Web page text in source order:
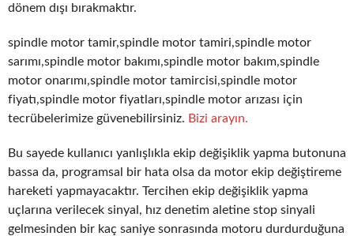
dönem dışı bırakmaktır.
spindle motor tamir,spindle motor tamiri,spindle motor
sarımı,spindle motor bakımı,spindle motor bakım,spindle
motor onarımı,spindle motor tamircisi,spindle motor
fiyatı,spindle motor fiyatları,spindle motor arızası için
tecrübelerimize güvenebilirsiniz. Bizi arayın.
Bu sayede kullanıcı yanlışlıkla ekip değişiklik yapma butonuna
bassa da, programsal bir hata olsa da motor ekip değiştireme
hareketi yapmayacaktır. Tercihen ekip değişiklik yapma
uçlarına verilecek sinyal, hız denetim aletine stop sinyali
gelmesinden bir kaç saniye sonrasında motoru durdurduğuna